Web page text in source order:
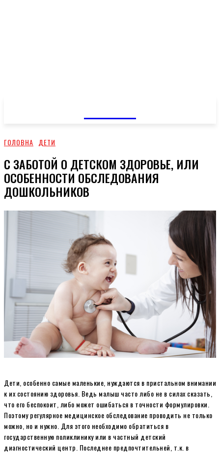
ГОЛОВНА ДЕТИ
С ЗАБОТОЙ О ДЕТСКОМ ЗДОРОВЬЕ, ИЛИ
ОСОБЕННОСТИ ОБСЛЕДОВАНИЯ
ДОШКОЛЬНИКОВ
Дети, особенно самые маленькие, нуждаются в пристальном внимании
к их состоянию здоровья. Ведь малыш часто либо не в силах сказать,
что его беспокоит, либо может ошибаться в точности формулировки.
Поэтому регулярное медицинское обследование проводить не только
можно, но и нужно. Для этого необходимо обратиться в
государственную поликлинику или в частный детский
диагностический центр. Последнее предпочтительней, т.к. в